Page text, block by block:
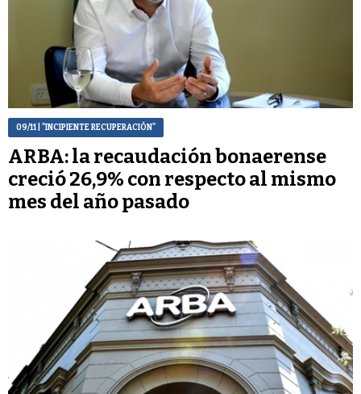
09/11| "INCIPIENTE RECUPERACIÓN"
ARBA: la recaudación bonaerense
creció 26,9% con respecto al mismo
mes del año pasado